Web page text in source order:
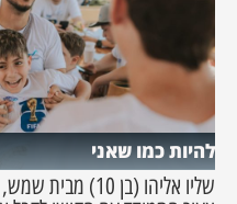
להיות כמו שאני
שליו אליהו (בן